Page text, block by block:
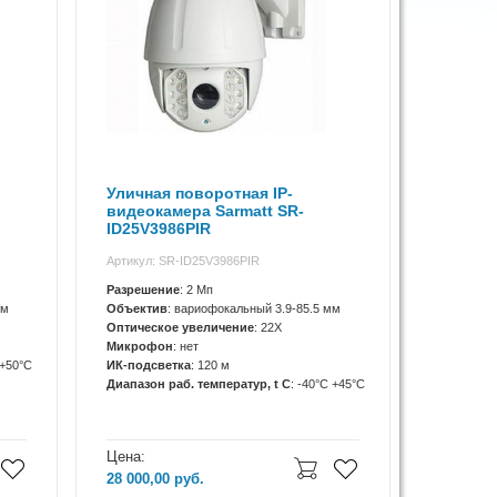
Уличная поворотная IP-
видеокамера Sarmatt SR-
ID25V3986PIR
Артикул: SR-ID25V3986PIR
Разрешение: 2 Мп
Объектив: вариофокальный 3.9-85.5 мм
Оптическое увеличение: 22X
Микрофон: нет
ИК-подсветка: 120 м
Диапазон раб. температур, t C: -40°C +45°C
Цена:
28 000,00руб.